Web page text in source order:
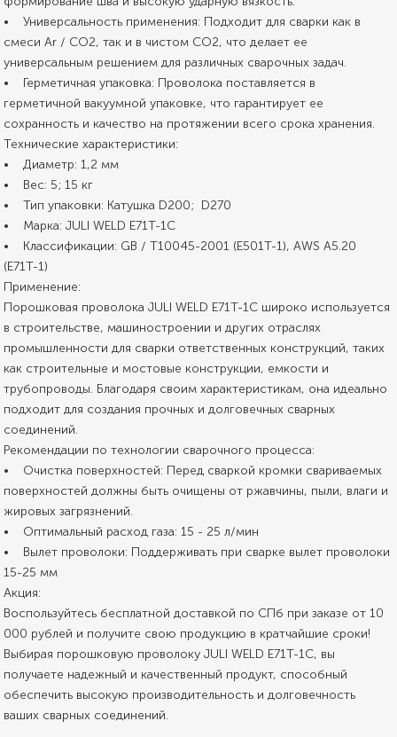
• Универсальность применения: Подходит для сварки как в
смеси Ar / CO2, так и в чистом CO2, что делает ее
универсальным решением для различных сварочных задач.
• Герметичная упаковка: Проволока поставляется в
герметичной вакуумной упаковке, что гарантирует ее
сохранность и качество на протяжении всего срока хранения.
Технические характеристики:
• Диаметр: 1,2 мм
• Вес: 5; 15 кг
• Тип упаковки: Катушка D200; D270
• Марка: JULI WELD E71T-1C
• Классификации: GB / T10045-2001 (E501T-1), AWS A5.20
(E71T-1)
Применение:
Порошковая проволока JULI WELD E71T-1C широко используется
в строительстве, машиностроении и других отраслях
промышленности для сварки ответственных конструкций, таких
как строительные и мостовые конструкции, емкости и
трубопроводы. Благодаря своим характеристикам, она идеально
подходит для создания прочных и долговечных сварных
соединений.
Рекомендации по технологии сварочного процесса:
• Очистка поверхностей: Перед сваркой кромки свариваемых
поверхностей должны быть очищены от ржавчины, пыли, влаги и
жировых загрязнений.
• Оптимальный расход газа: 15 - 25 л/мин
• Вылет проволоки: Поддерживать при сварке вылет проволоки
15-25 мм
Акция:
Воспользуйтесь бесплатной доставкой по СПб при заказе от 10
000 рублей и получите свою продукцию в кратчайшие сроки!
Выбирая порошковую проволоку JULI WELD E71T-1C, вы
получаете надежный и качественный продукт, способный
обеспечить высокую производительность и долговечность
ваших сварных соединений.